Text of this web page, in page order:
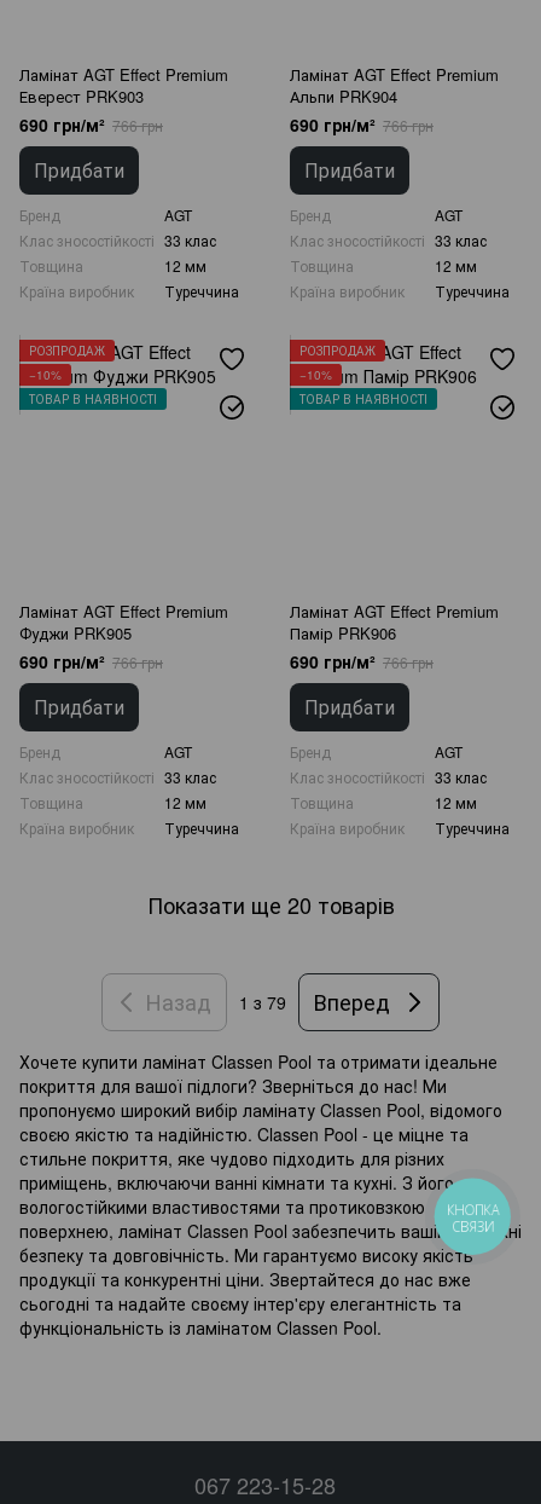
Ламінат AGT Effect Premium
Еверест PRK903
690 грн/м² 766 грн
Придбати
Бренд
AGT
Клас зносостійкості 33 клас
Товщина
12 мм
Країна виробник
Туреччина
Ламінат AGT Effect Premium
Альпи PRK904
690 грн/м² 766 грн
Придбати
Бренд
AGT
Клас зносостійкості 33 клас
Товщина
12 мм
Країна виробник
Туреччина
РОЗПРОДАЖ
−10%
ТОВАР В НАЯВНОСТІ
Ламінат AGT Effect Premium
Фуджи PRK905
690 грн/м² 766 грн
Придбати
Бренд
AGT
Клас зносостійкості 33 клас
Товщина
12 мм
Країна виробник
Туреччина
РОЗПРОДАЖ
−10%
ТОВАР В НАЯВНОСТІ
Ламінат AGT Effect Premium
Памір PRK906
690 грн/м² 766 грн
Придбати
Бренд
AGT
Клас зносостійкості 33 клас
Товщина
12 мм
Країна виробник
Туреччина
Показати ще 20 товарів
Назад 1 з 79 Вперед
Хочете купити ламінат Classen Pool та отримати ідеальне
покриття для вашої підлоги? Зверніться до нас! Ми
пропонуємо широкий вибір ламінату Classen Pool, відомого
своєю якістю та надійністю. Classen Pool - це міцне та
стильне покриття, яке чудово підходить для різних
приміщень, включаючи ванні кімнати та кухні. З його
вологостійкими властивостями та протиковзкою
поверхнею, ламінат Classen Pool забезпечить вашій поверхні
безпеку та довговічність. Ми гарантуємо високу якість
продукції та конкурентні ціни. Звертайтеся до нас вже
сьогодні та надайте своєму інтер'єру елегантність та
функціональність із ламінатом Classen Pool.
067 223-15-28
КНОПКА
СВЯЗИ